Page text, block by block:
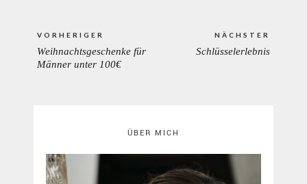
VORHERIGER
PREVIOUS
Weihnachtsgeschenke für
Männer unter 100€
NÄCHSTER
Schlüsselerlebnis
ÜBER MICH